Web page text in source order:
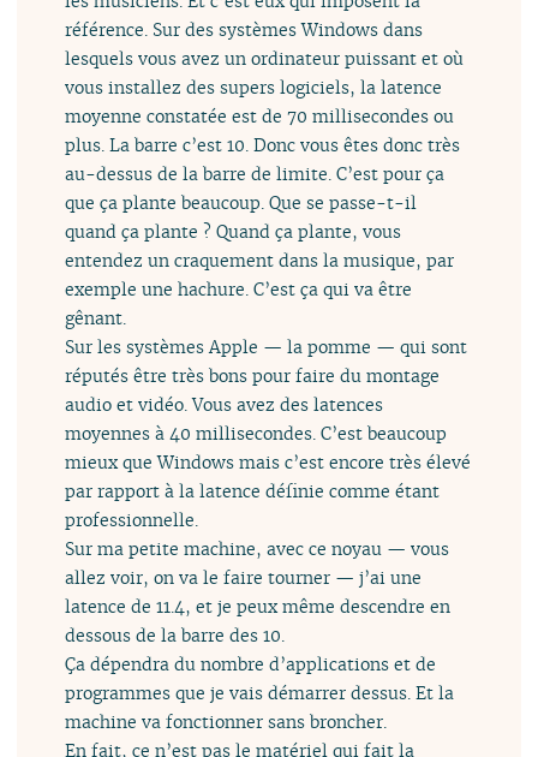
référence. Sur des systèmes Windows dans
lesquels vous avez un ordinateur puissant et où
vous installez des supers logiciels, la latence
moyenne constatée est de 70 millisecondes ou
plus. La barre c’est 10. Donc vous êtes donc très
au-dessus de la barre de limite. C’est pour ça
que ça plante beaucoup. Que se passe-t-il
quand ça plante ? Quand ça plante, vous
entendez un craquement dans la musique, par
exemple une hachure. C’est ça qui va être
gênant.
Sur les systèmes Apple — la pomme — qui sont
réputés être très bons pour faire du montage
audio et vidéo. Vous avez des latences
moyennes à 40 millisecondes. C’est beaucoup
mieux que Windows mais c’est encore très élevé
par rapport à la latence définie comme étant
professionnelle.
Sur ma petite machine, avec ce noyau — vous
allez voir, on va le faire tourner — j’ai une
latence de 11.4, et je peux même descendre en
dessous de la barre des 10.
Ça dépendra du nombre d’applications et de
programmes que je vais démarrer dessus. Et la
machine va fonctionner sans broncher.
En fait, ce n’est pas le matériel qui fait la